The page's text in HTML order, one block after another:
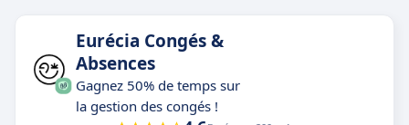
Eurécia Congés &
Absences
Gagnez 50% de temps sur
la gestion des congés !